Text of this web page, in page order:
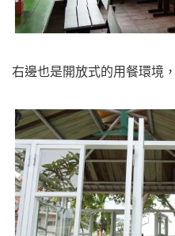
右邊也是開放式的用餐環境，